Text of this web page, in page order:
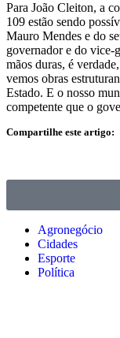
Para João Cleiton, a
109 estão sendo
Mauro Mendes e do
governador e do vice-
mãos duras, é
vemos obras
Estado. E o nosso
competente que o
Compartilhe este artigo:
Agronegócio
Cidades
Esporte
Política